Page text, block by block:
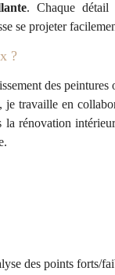
des points forts/
. Chaque
se projeter
?
des
je travaille en
la rénovation